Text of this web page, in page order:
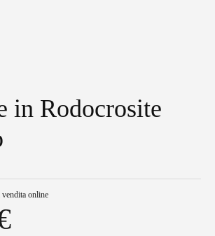
in Rodocrosite
online